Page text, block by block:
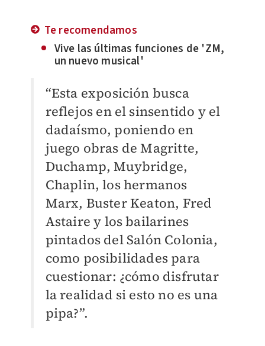
Te recomendamos
Vive las últimas funciones de 'ZM,
un nuevo musical'
“Esta exposición busca
reflejos en el sinsentido y el
dadaísmo, poniendo en
juego obras de Magritte,
Duchamp, Muybridge,
Chaplin, los hermanos
Marx, Buster Keaton, Fred
Astaire y los bailarines
pintados del Salón Colonia,
como posibilidades para
cuestionar: ¿cómo disfrutar
la realidad si esto no es una
pipa?”.